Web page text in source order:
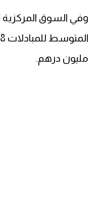
وفي السوق المركزية
مليون درهم.